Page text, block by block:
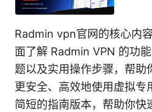
Radmin vpn官网的核心内
面了解 Radmin VPN 的功
题以及实用操作步骤，帮助
更安全、高效地使用虚拟专
简短的指南版本，帮助你快